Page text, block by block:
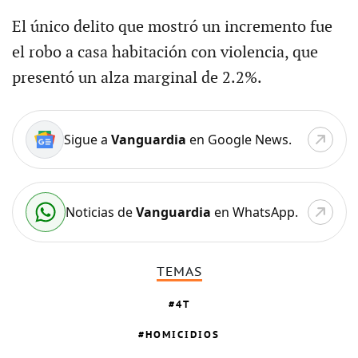
El único delito que mostró un incremento fue
el robo a casa habitación con violencia, que
presentó un alza marginal de 2.2%.
Sigue a Vanguardia en Google News.
Noticias deVanguardia en WhatsApp.
TEMAS
4T
HOMICIDIOS